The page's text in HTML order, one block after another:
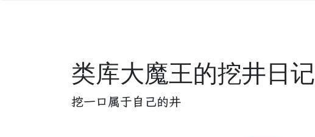
类库大魔王的挖井日记
挖一口属于自己的井